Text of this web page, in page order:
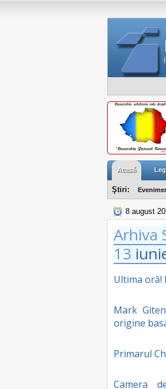
Acasă
Ştiri:
8 august
Arhiva
13
Ultima oră!
Mark
origine
Primarul
Camera